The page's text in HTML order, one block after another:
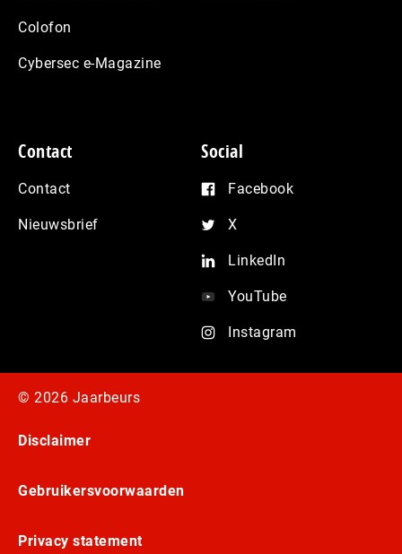
Colofon
Cybersec e-Magazine
Contact
Contact
Nieuwsbrief
Social
Facebook
X
LinkedIn
YouTube
Instagram
© 2026 Jaarbeurs
Disclaimer
Gebruikersvoorwaarden
Privacy statement